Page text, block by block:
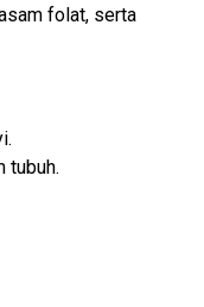
folat, serta
tubuh.